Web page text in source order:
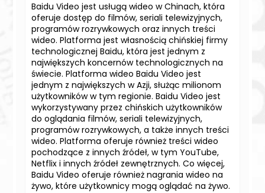
Baidu Video jest usługą wideo w Chinach, która
oferuje dostęp do filmów, seriali telewizyjnych,
programów rozrywkowych oraz innych treści
wideo. Platforma jest własnością chińskiej firmy
technologicznej Baidu, która jest jednym z
największych koncernów technologicznych na
świecie. Platforma wideo Baidu Video jest
jednym z największych w Azji, służąc milionom
użytkowników w tym regionie. Baidu Video jest
wykorzystywany przez chińskich użytkowników
do oglądania filmów, seriali telewizyjnych,
programów rozrywkowych, a także innych treści
wideo. Platforma oferuje również treści wideo
pochodzące z innych źródeł, w tym YouTube,
Netflix i innych źródeł zewnętrznych. Co więcej,
Baidu Video oferuje również nagrania wideo na
żywo, które użytkownicy mogą oglądać na żywo.